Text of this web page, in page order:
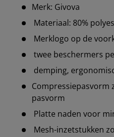
Merk: Givova
Materiaal: 80%
Merklogo op de
twee beschermers
demping,
Compressiepasvorm
pasvorm
Platte naden voor
Mesh-inzetstukken